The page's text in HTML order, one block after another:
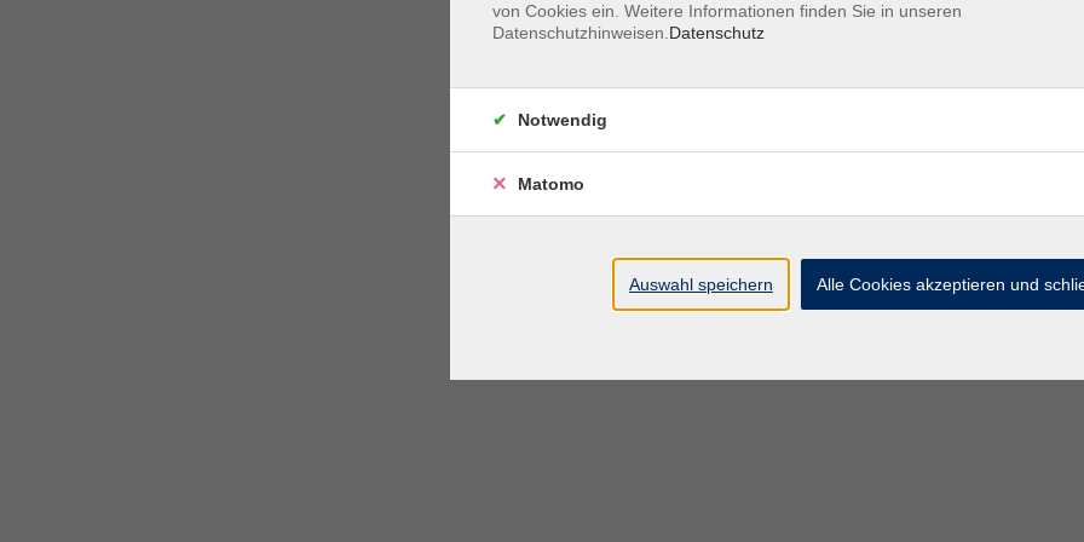
von Cookies ein. Weitere Informationen finden Sie in unseren
Datenschutzhinweisen. Datenschutz
Notwendig
Matomo
Auswahl speichern Alle Cookies akzeptieren und